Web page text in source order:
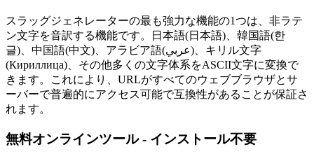
スラッグジェネレーターの最も強力な機能の1つは、非ラテ
ン文字を音訳する機能です。日本語(日本語)、韓国語(한
글)、中国語(中文)、アラビア語(عربي)、キリル文字
(Кириллица)、その他多くの文字体系をASCII文字に変換で
きます。これにより、URLがすべてのウェブブラウザとサ
ーバーで普遍的にアクセス可能で互換性があることが保証さ
れます。
無料オンラインツール - インストール不要